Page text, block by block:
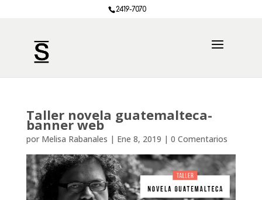
2419-7070
Taller novela guatemalteca-
banner web
por Melisa Rabanales | Ene 8, 2019 | 0 Comentarios